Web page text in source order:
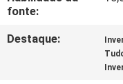
NOTÍCIAS
SOLICITE UM
ORÇAMENTO
fonte:
Destaque: